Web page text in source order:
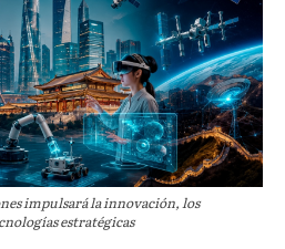
impulsará la innovación, los
estratégicas